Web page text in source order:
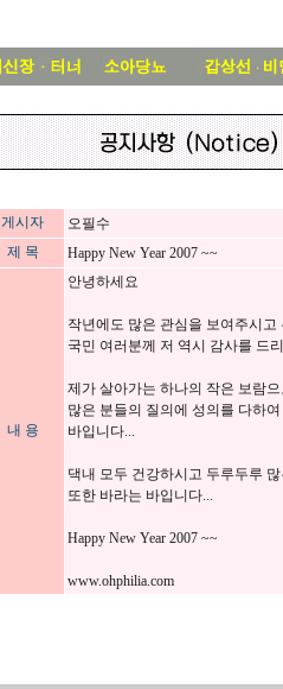
게시자
오필수
제 목
Happy New Year 2007 ~~
내 용
안녕하세요
작년에도 많은 관심을 보여주시고
국민 여러분께 저 역시 감사를 드
제가 살아가는 하나의 작은 보람
많은 분들의 질의에 성의를 다하
바입니다...
댁내 모두 건강하시고 두루두루
또한 바라는 바입니다...
Happy New Year 2007 ~~
www.ohphilia.com